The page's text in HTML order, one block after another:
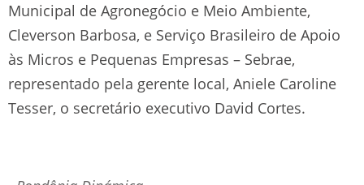
Municipal de Agronegócio e Meio Ambiente,
Cleverson Barbosa, e Serviço Brasileiro de Apoio
às Micros e Pequenas Empresas – Sebrae,
representado pela gerente local, Aniele Caroline
Tesser, o secretário executivo David Cortes.